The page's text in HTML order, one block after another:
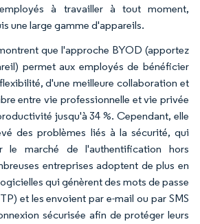
à travailler à tout moment,
une large gamme d'appareils.
que l'approche BYOD (apportez
permet aux employés de bénéficier
d'une meilleure collaboration et
entre vie professionnelle et vie privée
jusqu'à 34 %. Cependant, elle
des problèmes liés à la sécurité, qui
le marché de l'authentification hors
entreprises adoptent de plus en
qui génèrent des mots de passe
et les envoient par e-mail ou par SMS
sécurisée afin de protéger leurs